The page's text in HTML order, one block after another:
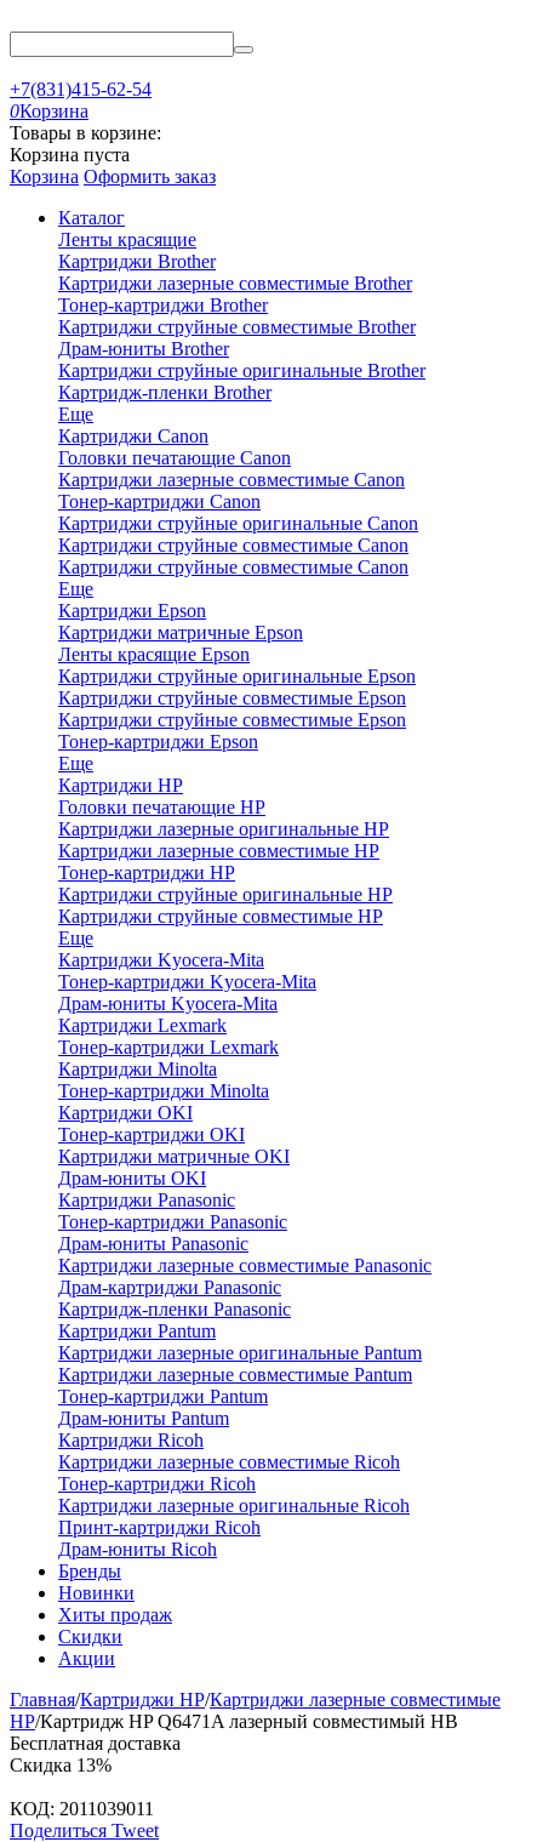
+7(831)415-62-54
0Корзина
Товары в корзине:
Корзина пуста
Корзина Оформить заказ
Каталог
Ленты красящие
Картриджи Brother
Картриджи лазерные совместимые Brother
Тонер-картриджи Brother
Картриджи струйные совместимые Brother
Драм-юниты Brother
Картриджи струйные оригинальные Brother
Картридж-пленки Brother
Еще
Картриджи Canon
Головки печатающие Canon
Картриджи лазерные совместимые Canon
Тонер-картриджи Canon
Картриджи струйные оригинальные Canon
Картриджи струйные совместимые Canon
Картриджи струйные совместимые Canon
Еще
Картриджи Epson
Картриджи матричные Epson
Ленты красящие Epson
Картриджи струйные оригинальные Epson
Картриджи струйные совместимые Epson
Картриджи струйные совместимые Epson
Тонер-картриджи Epson
Еще
Картриджи HP
Головки печатающие HP
Картриджи лазерные оригинальные HP
Картриджи лазерные совместимые HP
Тонер-картриджи HP
Картриджи струйные оригинальные HP
Картриджи струйные совместимые HP
Еще
Картриджи Kyocera-Mita
Тонер-картриджи Kyocera-Mita
Драм-юниты Kyocera-Mita
Картриджи Lexmark
Тонер-картриджи Lexmark
Картриджи Minolta
Тонер-картриджи Minolta
Картриджи OKI
Тонер-картриджи OKI
Картриджи матричные OKI
Драм-юниты OKI
Картриджи Panasonic
Тонер-картриджи Panasonic
Драм-юниты Panasonic
Картриджи лазерные совместимые Panasonic
Драм-картриджи Panasonic
Картридж-пленки Panasonic
Картриджи Pantum
Картриджи лазерные оригинальные Pantum
Картриджи лазерные совместимые Pantum
Тонер-картриджи Pantum
Драм-юниты Pantum
Картриджи Ricoh
Картриджи лазерные совместимые Ricoh
Тонер-картриджи Ricoh
Картриджи лазерные оригинальные Ricoh
Принт-картриджи Ricoh
Драм-юниты Ricoh
Бренды
Новинки
Хиты продаж
Скидки
Акции
Главная/Картриджи HP/Картриджи лазерные совместимые
HP/Картридж HP Q6471A лазерный совместимый HB
Бесплатная доставка
Скидка 13%
КОД: 2011039011
Поделиться Tweet